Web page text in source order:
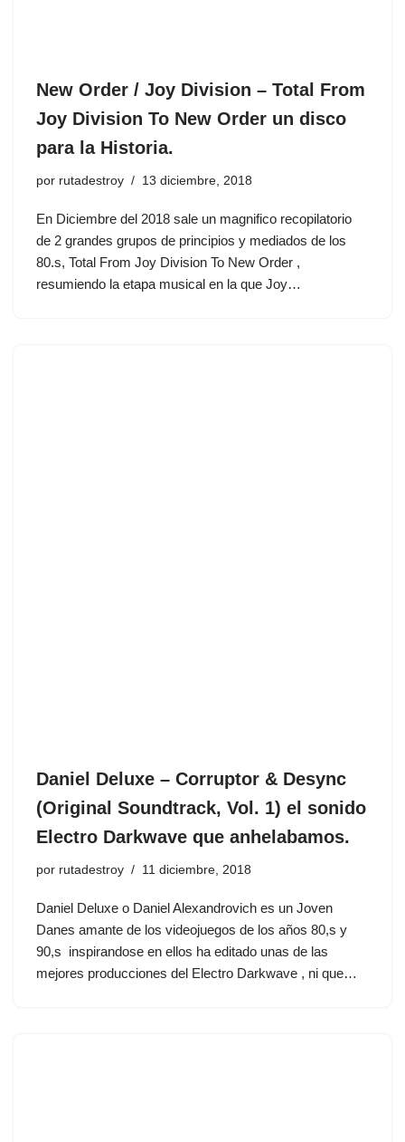
New Order / Joy Division ‎– Total From
Joy Division To New Order un disco
para la Historia.
por rutadestroy 13 diciembre, 2018
En Diciembre del 2018 sale un magnifico recopilatorio
de 2 grandes grupos de principios y mediados de los
80.s, Total From Joy Division To New Order ,
resumiendo la etapa musical en la que Joy…
Daniel Deluxe ‎– Corruptor & Desync
(Original Soundtrack, Vol. 1) el sonido
Electro Darkwave que anhelabamos.
por rutadestroy 11 diciembre, 2018
Daniel Deluxe o Daniel Alexandrovich es un Joven
Danes amante de los videojuegos de los años 80,s y
90,s inspirandose en ellos ha editado unas de las
mejores producciones del Electro Darkwave , ni que…